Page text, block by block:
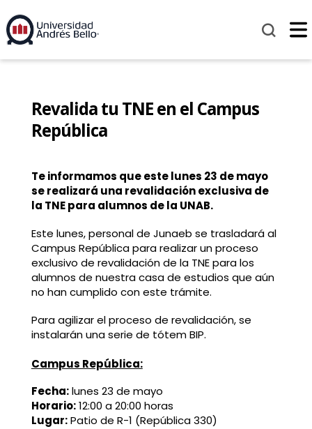
Revalida tu TNE en el Campus
República
Te informamos que este lunes 23 de mayo
se realizará una revalidación exclusiva de
la TNE para alumnos de la UNAB.
Este lunes, personal de Junaeb se trasladará al
Campus República para realizar un proceso
exclusivo de revalidación de la TNE para los
alumnos de nuestra casa de estudios que aún
no han cumplido con este trámite.
Para agilizar el proceso de revalidación, se
instalarán una serie de tótem BIP.
Campus República:
Fecha:lunes 23 de mayo
Horario:12:00 a 20:00 horas
Lugar:Patio de R-1 (República 330)